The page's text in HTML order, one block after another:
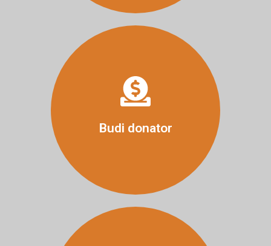
Budi donator
Više